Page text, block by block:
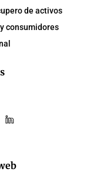
de activos
consumidores